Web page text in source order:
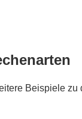
Beispiele